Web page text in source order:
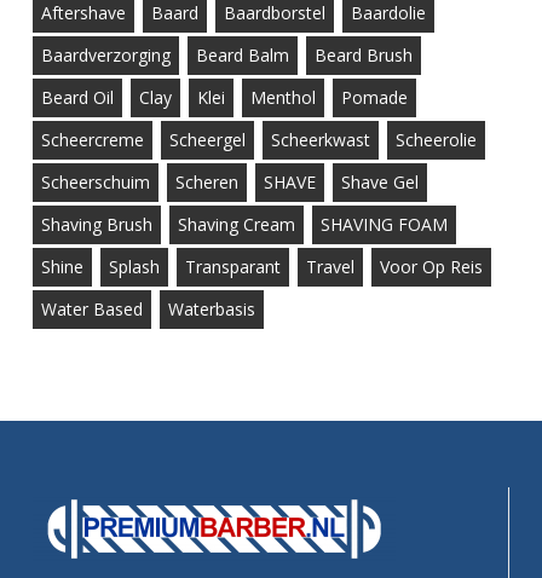
Aftershave Baard Baardborstel
Baardolie
Baardverzorging
Beard Balm
Beard Brush
Beard Oil
Clay Klei Menthol
Pomade
Scheercreme
Scheergel Scheerkwast
Scheerolie
Scheerschuim
Scheren SHAVE
Shave Gel
Shaving Brush
Shaving Cream
SHAVING FOAM
Shine
Splash Transparant Travel
Voor Op Reis
Water Based
Waterbasis